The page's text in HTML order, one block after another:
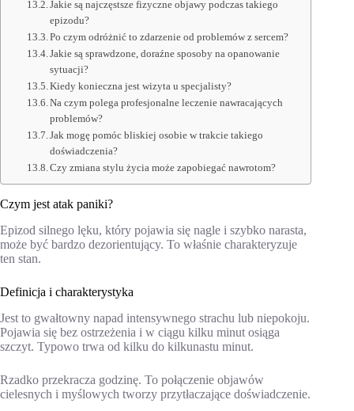
Jakie są najczęstsze fizyczne objawy podczas takiego
epizodu?
Po czym odróżnić to zdarzenie od problemów z sercem?
Jakie są sprawdzone, doraźne sposoby na opanowanie
sytuacji?
Kiedy konieczna jest wizyta u specjalisty?
Na czym polega profesjonalne leczenie nawracających
problemów?
Jak mogę pomóc bliskiej osobie w trakcie takiego
doświadczenia?
Czy zmiana stylu życia może zapobiegać nawrotom?
Czym jest atak paniki?
Epizod silnego lęku, który pojawia się nagle i szybko narasta,
może być bardzo dezorientujący. To właśnie charakteryzuje
ten stan.
Definicja i charakterystyka
Jest to gwałtowny napad intensywnego strachu lub niepokoju.
Pojawia się bez ostrzeżenia i w ciągu kilku minut osiąga
szczyt. Typowo trwa od kilku do kilkunastu minut.
Rzadko przekracza godzinę. To połączenie objawów
cielesnych i myślowych tworzy przytłaczające doświadczenie.